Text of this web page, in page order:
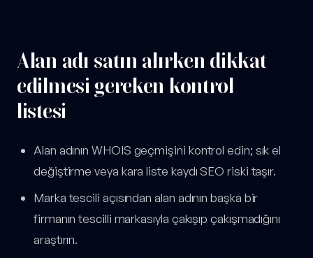
Alan adı satın alırken dikkat
edilmesi gereken kontrol
listesi
Alan adının WHOIS geçmişini kontrol edin; sık el
değiştirme veya kara liste kaydı SEO riski taşır.
Marka tescili açısından alan adının başka bir
firmanın tescilli markasıyla çakışıp çakışmadığını
araştırın.